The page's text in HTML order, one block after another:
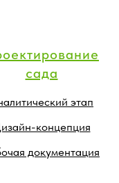
сада
этап
концепция
документация